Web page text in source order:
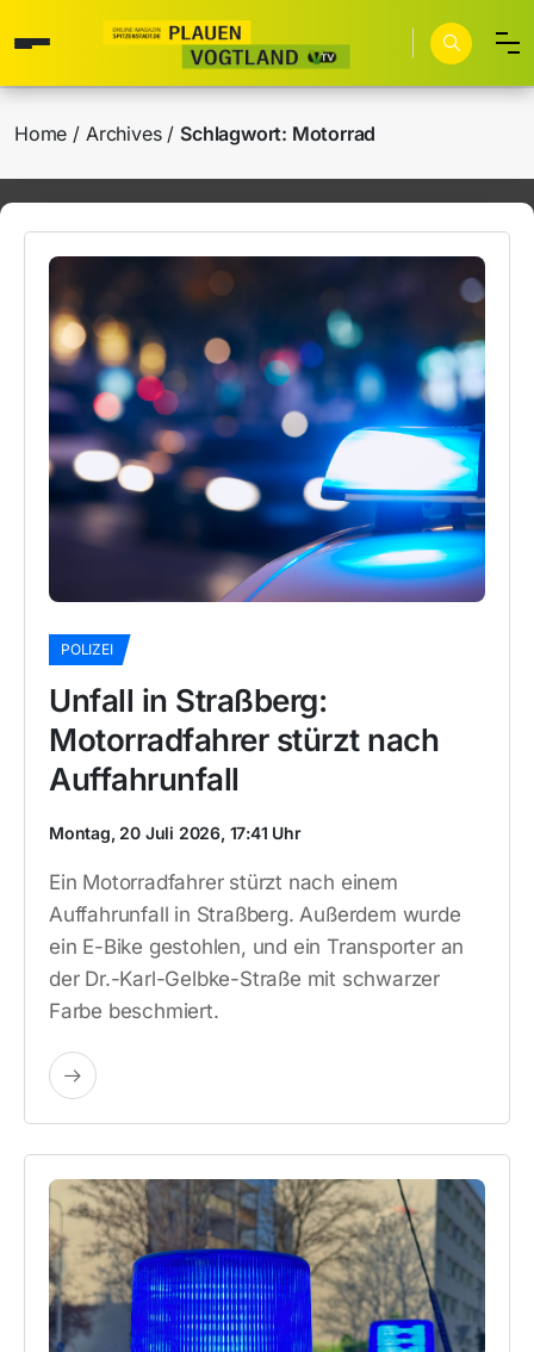
Home Archives Schlagwort: Motorrad
POLIZEI
Unfall in Straßberg:
Motorradfahrer stürzt nach
Auffahrunfall
Montag, 20 Juli 2026, 17:41 Uhr
Ein Motorradfahrer stürzt nach einem
Auffahrunfall in Straßberg. Außerdem wurde
ein E-Bike gestohlen, und ein Transporter an
der Dr.-Karl-Gelbke-Straße mit schwarzer
Farbe beschmiert.